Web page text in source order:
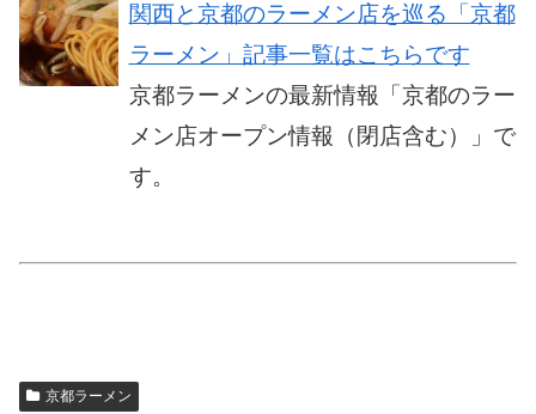
関西と京都のラーメン店を巡る「京都
ラーメン」記事一覧はこちらです
京都ラーメンの最新情報「京都のラー
メン店オープン情報（閉店含む）」で
す。
京都ラーメン